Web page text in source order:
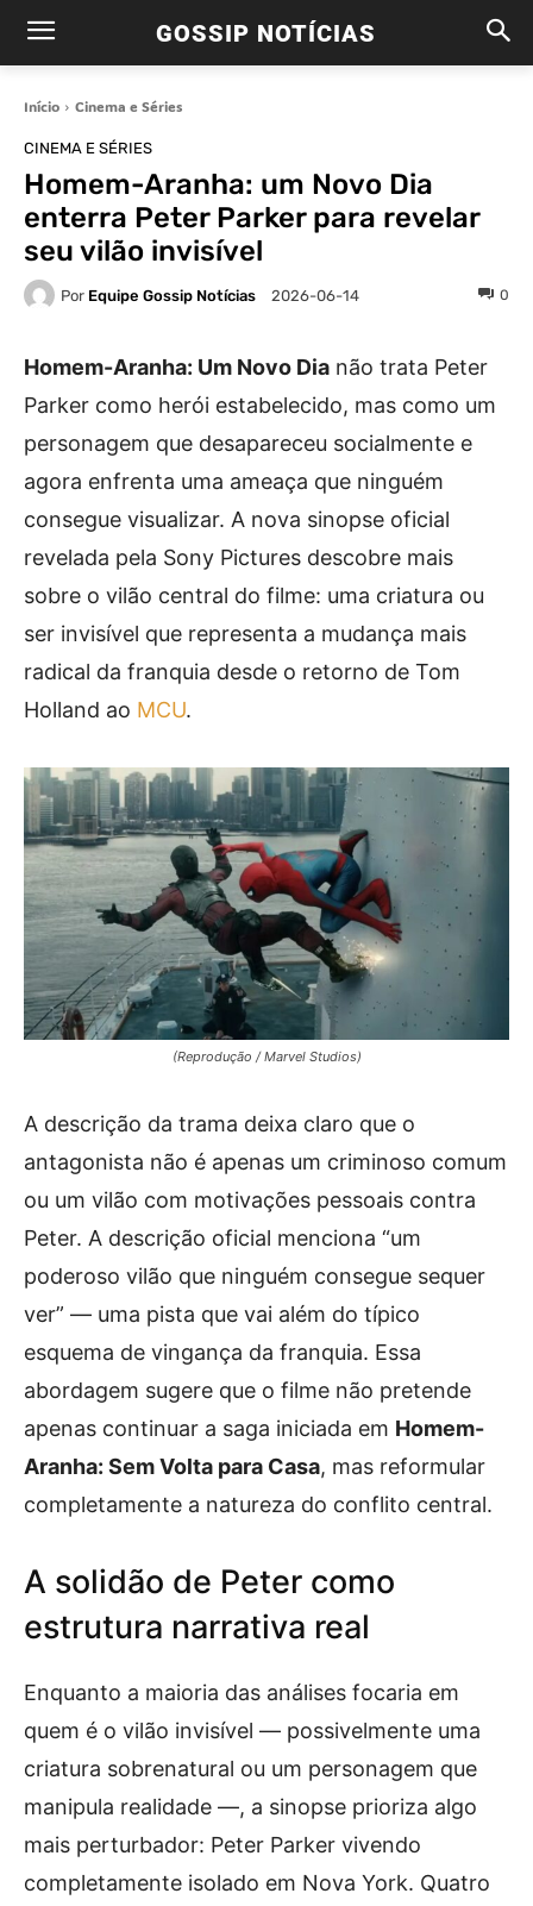
GOSSIP NOTÍCIAS
Início Cinema e Séries
CINEMA E SÉRIES
Homem-Aranha: um Novo Dia
enterra Peter Parker para revelar
seu vilão invisível
Por Equipe Gossip Notícias 2026-06-14 0
Homem-Aranha: Um Novo Dia não trata Peter
Parker como herói estabelecido, mas como um
personagem que desapareceu socialmente e
agora enfrenta uma ameaça que ninguém
consegue visualizar. A nova sinopse oficial
revelada pela Sony Pictures descobre mais
sobre o vilão central do filme: uma criatura ou
ser invisível que representa a mudança mais
radical da franquia desde o retorno de Tom
Holland ao MCU.
(Reprodução / Marvel Studios)
A descrição da trama deixa claro que o
antagonista não é apenas um criminoso comum
ou um vilão com motivações pessoais contra
Peter. A descrição oficial menciona “um
poderoso vilão que ninguém consegue sequer
ver” — uma pista que vai além do típico
esquema de vingança da franquia. Essa
abordagem sugere que o filme não pretende
apenas continuar a saga iniciada em Homem-
Aranha: Sem Volta para Casa, mas reformular
completamente a natureza do conflito central.
A solidão de Peter como
estrutura narrativa real
Enquanto a maioria das análises focaria em
quem é o vilão invisível — possivelmente uma
criatura sobrenatural ou um personagem que
manipula realidade —, a sinopse prioriza algo
mais perturbador: Peter Parker vivendo
completamente isolado em Nova York. Quatro